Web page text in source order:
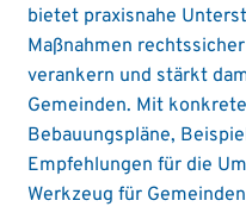
bietet praxisnahe
Maßnahmen
verankern und stärkt
Gemeinden. Mit
Bebauungspläne,
Empfehlungen für die
Werkzeug für